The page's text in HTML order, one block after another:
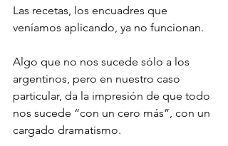
Las recetas, los encuadres que
veníamos aplicando, ya no funcionan.
Algo que no nos sucede sólo a los
argentinos, pero en nuestro caso
particular, da la impresión de que todo
nos sucede “con un cero más”, con un
cargado dramatismo.